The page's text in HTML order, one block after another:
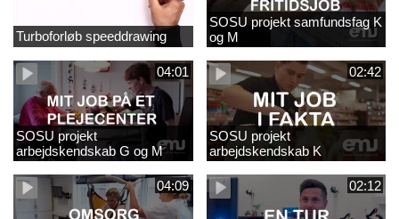
Turboforløb speeddrawing
SOSU projekt samfundsfag K
og M
04:01
SOSU projekt
arbejdskendskab G og M
02:42
SOSU projekt
arbejdskendskab K
04:09 02:12